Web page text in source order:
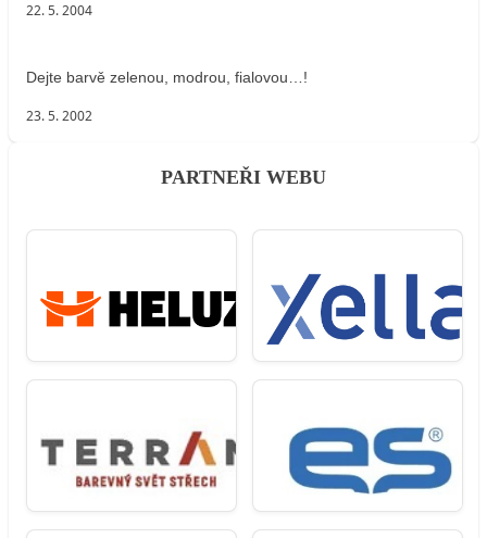
22. 5. 2004
Dejte barvě zelenou, modrou, fialovou…!
23. 5. 2002
PARTNEŘI WEBU